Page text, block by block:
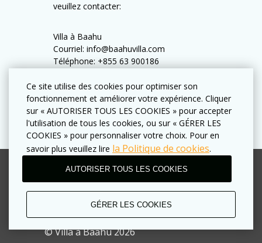
Ce site utilise des cookies pour optimiser son
fonctionnement et améliorer votre expérience. Cliquer
sur « AUTORISER TOUS LES COOKIES » pour accepter
l'utilisation de tous les cookies, ou sur « GÉRER LES
COOKIES » pour personnaliser votre choix. Pour en
savoir plus veuillez lire la Politique de cookies.
AUTORISER TOUS LES COOKIES
GÉRER LES COOKIES
veuillez contacter:
Villa à Baahu
Courriel: info@baahuvilla.com
Téléphone: +855 63 900186
© Villa à Baahu 2026
Conditions d'utilisation
Politique de confidentialité
Règles commerciales